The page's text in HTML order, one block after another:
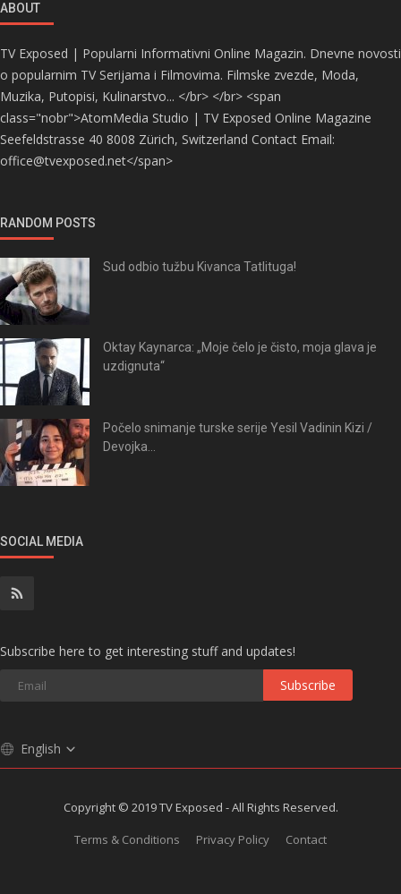
ABOUT
TV Exposed | Popularni Informativni Online Magazin. Dnevne novosti
o popularnim TV Serijama i Filmovima. Filmske zvezde, Moda,
Muzika, Putopisi, Kulinarstvo... </br> </br> <span
class="nobr">AtomMedia Studio | TV Exposed Online Magazine
Seefeldstrasse 40 8008 Zürich, Switzerland Contact Email:
office@tvexposed.net</span>
RANDOM POSTS
Sud odbio tužbu Kivanca Tatlituga!
Oktay Kaynarca: „Moje čelo je čisto, moja glava je
uzdignuta“
Počelo snimanje turske serije Yesil Vadinin Kizi /
Devojka...
SOCIAL MEDIA
Subscribe here to get interesting stuff and updates!
Subscribe
English
Copyright © 2019 TV Exposed - All Rights Reserved.
Terms & Conditions
Privacy Policy Contact